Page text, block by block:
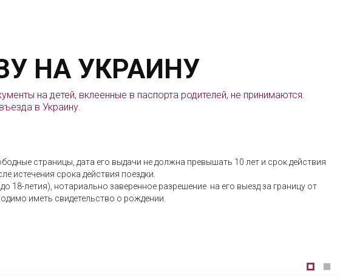
НА УКРАИНУ
на детей, вклеенные в паспорта родителей, не принимаются.
в Украину.
страницы, дата его выдачи не должна превышать 10 лет и срок действия
истечения срока действия поездки.
18-летия), нотариально заверенное разрешение на его выезд за границу от
иметь свидетельство о рождении.